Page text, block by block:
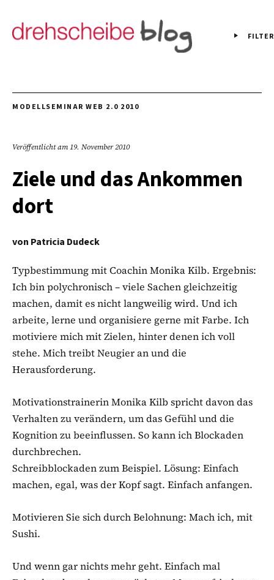
FILTER
MODELLSEMINAR WEB 2.0 2010
Veröffentlicht am19. November 2010
Ziele und das Ankommen
dort
von Patricia Dudeck
Typbestimmung mit Coachin Monika Kilb. Ergebnis:
Ich bin polychronisch – viele Sachen gleichzeitig
machen, damit es nicht langweilig wird. Und ich
arbeite, lerne und organisiere gerne mit Farbe. Ich
motiviere mich mit Zielen, hinter denen ich voll
stehe. Mich treibt Neugier an und die
Herausforderung.
Motivationstrainerin Monika Kilb spricht davon das
Verhalten zu verändern, um das Gefühl und die
Kognition zu beeinflussen. So kann ich Blockaden
durchbrechen.
Schreibblockaden zum Beispiel. Lösung: Einfach
machen, egal, was der Kopf sagt. Einfach anfangen.
Motivieren Sie sich durch Belohnung: Mach ich, mit
Sushi.
Und wenn gar nichts mehr geht. Einfach mal